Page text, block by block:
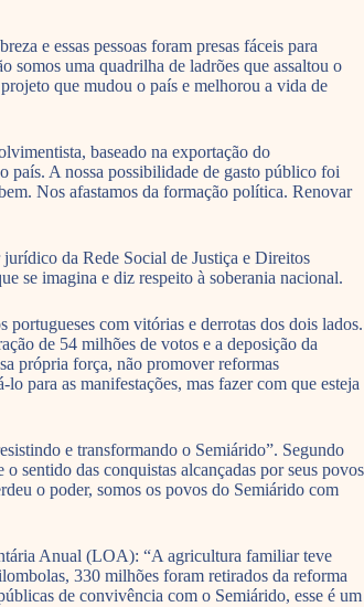
e essas pessoas foram presas fáceis para
somos uma quadrilha de ladrões que assaltou o
que mudou o país e melhorou a vida de
baseado na exportação do
país. A nossa possibilidade de gasto público foi
Nos afastamos da formação política. Renovar
da Rede Social de Justiça e Direitos
se imagina e diz respeito à soberania nacional.
com vitórias e derrotas dos dois lados.
de 54 milhões de votos e a deposição da
própria força, não promover reformas
para as manifestações, mas fazer com que esteja
e transformando o Semiárido”. Segundo
sentido das conquistas alcançadas por seus povos
o poder, somos os povos do Semiárido com
Anual (LOA): “A agricultura familiar teve
330 milhões foram retirados da reforma
de convivência com o Semiárido, esse é um